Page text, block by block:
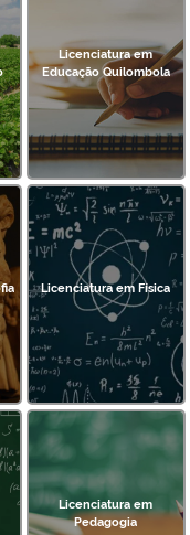
Licenciatura em
Educação Quilombola
Licenciatura em Física
Licenciatura em
Pedagogia